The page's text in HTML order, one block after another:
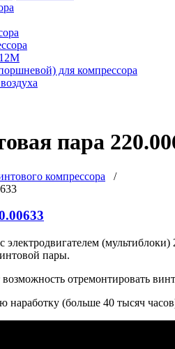
для компрессора
пара
компрессора /
пары.
отремонтировать
наработку (больше 40 тысяч